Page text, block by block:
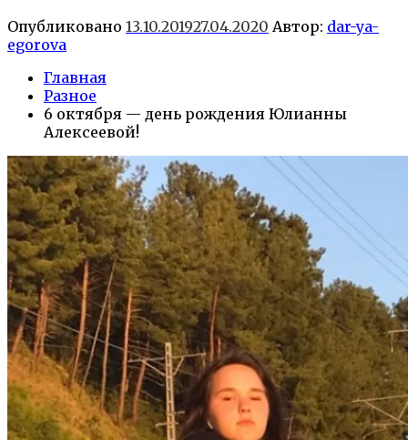
Опубликовано 13.10.201927.04.2020 Автор: dar-ya-
egorova
Главная
Разное
6 октября — день рождения Юлианны
Алексеевой!